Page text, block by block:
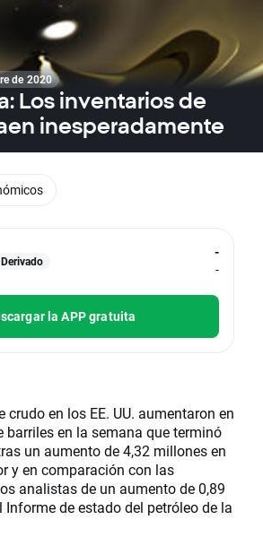
de 2020
Los inventarios de
inesperadamente
Derivado
-
-
la APP gratuita
crudo en los EE. UU. aumentaron en
barriles en la semana que terminó
un aumento de 4,32 millones en
y en comparación con las
analistas de un aumento de 0,89
Informe de estado del petróleo de la